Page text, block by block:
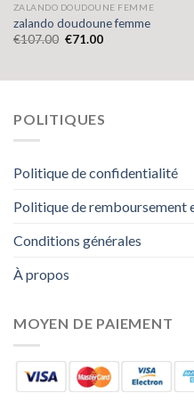
ZALANDO DOUDOUNE FEMME
zalando doudoune femme
€107.00 €71.00
POLITIQUES
Politique de confidentialité
Politique de remboursement
Conditions générales
À propos
MOYEN DE PAIEMENT